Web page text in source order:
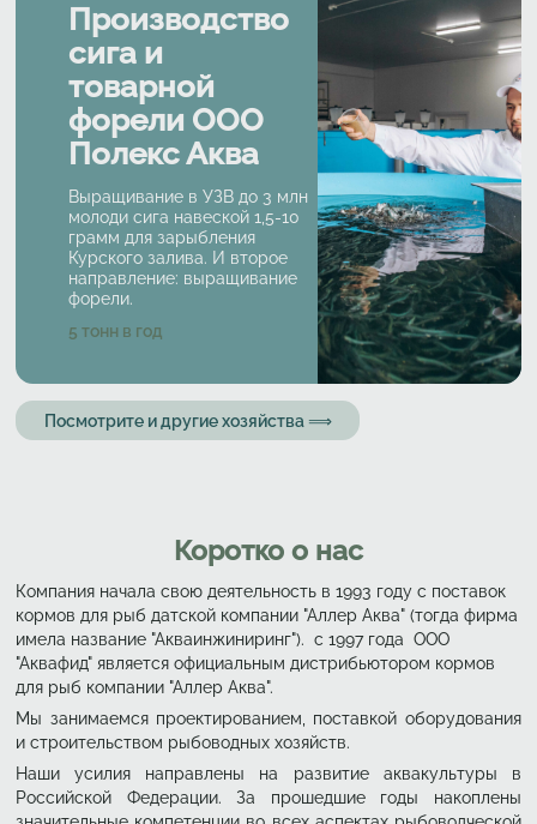
Производство
сига и
товарной
форели ООО
Полекс Аква
Выращивание в УЗВ до 3 млн
молоди сига навеской 1,5-10
грамм для зарыбления
Курского залива. И второе
направление: выращивание
форели.
Характеристики
5 тонн в год
Посмотрите и другие хозяйства ⟹
Коротко о нас
Компания начала свою деятельность в 1993 году с поставок
кормов для рыб датской компании "Аллер Аква" (тогда фирма
имела название "Акваинжиниринг"). с 1997 года ООО
"Аквафид" является официальным дистрибьютором кормов
для рыб компании "Аллер Аква".
Мы занимаемся проектированием, поставкой оборудования
и строительством рыбоводных хозяйств.
Наши усилия направлены на развитие аквакультуры в
Российской Федерации. За прошедшие годы накоплены